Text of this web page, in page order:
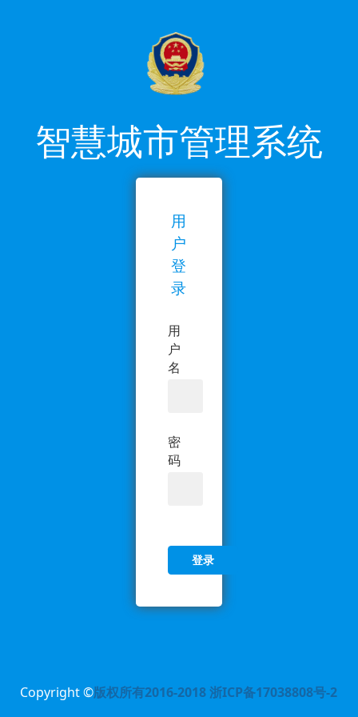
智慧城市管理系统
用
户
登
录
用
户
名
密
码
Copyright ©版权所有2016-2018 浙ICP备17038808号-2